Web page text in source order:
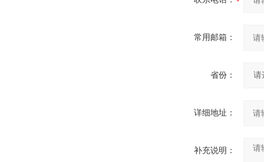
常用邮箱：
省份：
详细地址：
补充说明：